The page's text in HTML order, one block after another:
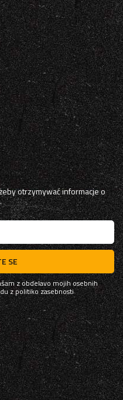
otrzymywać informacje o
SE
z obdelavo mojih osebnih
zpolitiko zasebnosti